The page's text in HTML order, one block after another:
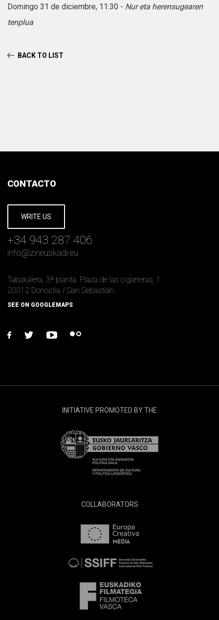
Domingo 31 de diciembre, 11:30 - Nur eta herensugearen
tenplua
BACK TO LIST
CONTACTO
WRITE US
+34 943 287 406
info@zineuskadi.eu
Tabakalera, 3ª planta. Plaza de las cigarreras, 1.
20012 Donostia / San Sebastián
SEE ON GOOGLEMAPS
facebook
twitter youtubeflickr
INITIATIVE PROMOTED BY THE
COLLABORATORS